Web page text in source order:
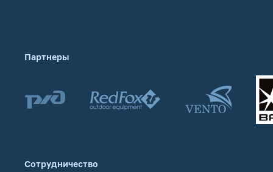
Партнеры
Сотрудничество